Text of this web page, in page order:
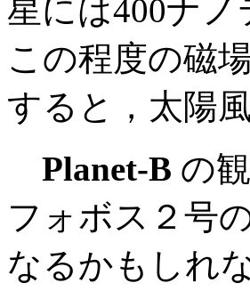
星には400ナ
この程度の磁
すると，太陽
Planet-B の
フォボス２号
なるかもしれ